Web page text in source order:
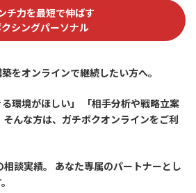
チ力を最短で伸ばす
シングパーソナル
をオンラインで継続したい方へ。
る環境がほしい」 「相手分析や戦略立案
んな方は、ガチボクオンラインをご利
談実績。 あなた専属のパートナーとし